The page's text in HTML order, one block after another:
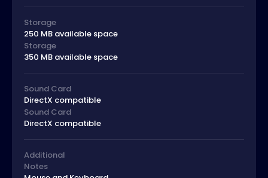
Storage
250 MB available space
Storage
350 MB available space
Sound Card
DirectX compatible
Sound Card
DirectX compatible
Additional
Notes